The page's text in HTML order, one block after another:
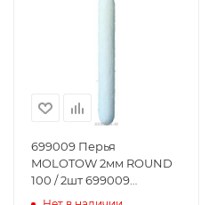
699009 Перья
MOLOTOW 2мм ROUND
100 / 2шт 699009
MOLOTOW